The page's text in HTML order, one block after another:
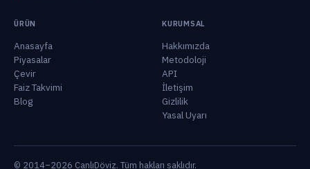
ÜRÜN
Anasayfa
Piyasalar
Çevir
Faiz Takvimi
Blog
KURUMSAL
Hakkımızda
Metodoloji
API
İletişim
Gizlilik
Yasal Uyarı
© 2014–2026 CanlıDöviz. Tüm hakları saklıdır.